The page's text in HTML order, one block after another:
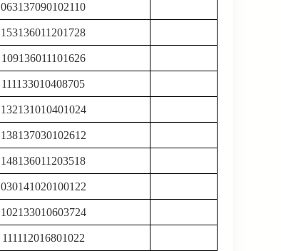
063137090102110
153136011201728
109136011101626
111133010408705
132131010401024
138137030102612
148136011203518
030141020100122
102133010603724
111112016801022